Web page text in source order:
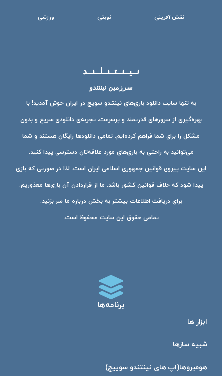
نقش آفرینی نوبتی ورزشی
نــیــنــتــنــ‌لــنــد
سرزمین نینتندو
به تنها سایت دانلود بازی‌های نینتندو سویچ در ایران خوش آمدید! با
بهره‌گیری از سرورهای قدرتمند و پرسرعت، تجربه‌ی دانلودی سریع و بدون
مشکل را برای شما فراهم کرده‌ایم. تمامی دانلودها رایگان هستند و شما
می‌توانید به راحتی به بازی‌های مورد علاقه‌تان دسترسی پیدا کنید.
این سایت پیروی قوانین جمهوری اسلامی ایران است. لذا در صورتی که بازی
پیدا شود که خلاف قوانین کشور باشد. ما از قراردادن آن بازی‌ها معذوریم.
برای دریافت اطلاعات بیشتر به بخش درباره ما سر بزنید.
تمامی حقوق این سایت محفوظ است.
برنامه‌ها
ابزار ها
شبیه ساز‌ها
هومبرو‌ها(اپ های نینتندو سوییچ)